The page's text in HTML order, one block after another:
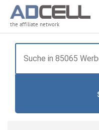
the affiliate network